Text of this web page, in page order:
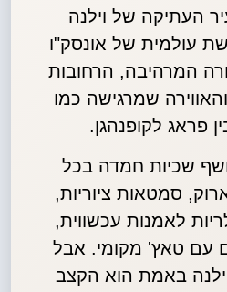
העתיקה של וילנה
עולמית של אונסק"ו
המרהיבה, הרחובות
שמרגישה כמו
פראג לקופנהגן.
שכיות חמדה בכל
סמטאות ציוריות,
לאמנות עכשווית,
עם טאץ' מקומי. אבל
באמת הוא הקצב